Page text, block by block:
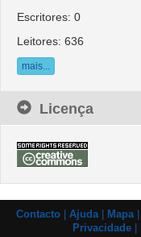
Escritores: 0
Leitores: 636
mais...
Licença
Contacto Ajuda| Mapa|
Privacidade|